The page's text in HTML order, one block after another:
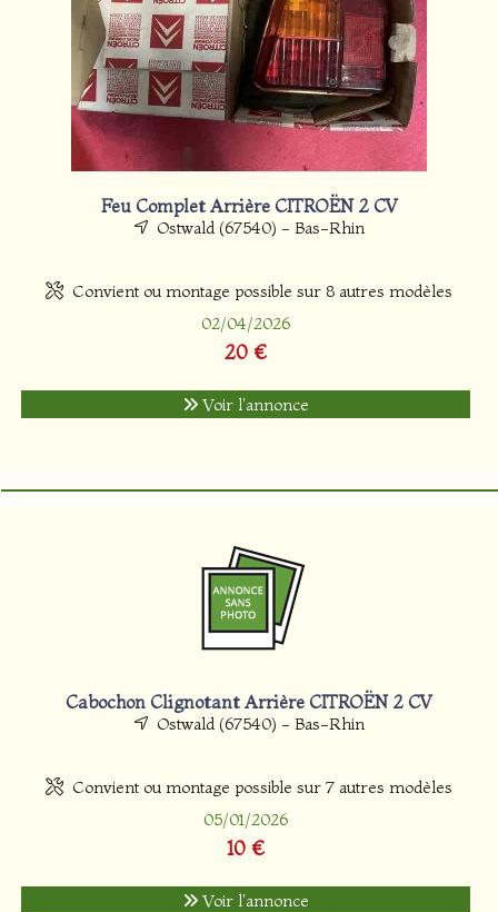
Feu Complet Arrière CITROËN 2 CV
Ostwald (67540) - Bas-Rhin
Convient ou montage possible sur 8 autres modèles
02/04/2026
20 €
Voir l'annonce
Cabochon Clignotant Arrière CITROËN 2 CV
Ostwald (67540) - Bas-Rhin
Convient ou montage possible sur 7 autres modèles
05/01/2026
10 €
Voir l'annonce